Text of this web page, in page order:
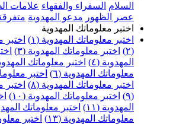
السلام السفراء والفقهاء علامات
عصر الظهور مدعو المهدوية
اختبر معلوماتك المهدوية
اختبر معلوماتك المهدوية (١)
اختبر
(٢)
اختبر معلوماتك المهدوية (٣)
المهدوية (٤)
اختبر معلوماتك
معلوماتك المهدوية (٦)
اختبر
اختبر معلوماتك المهدوية (٨)
اختبر
(٩)
اختبر معلوماتك المهدوية (١٠)
المهدوية (١١)
اختبر معلوماتك
معلوماتك المهدوية (١٣)
اختبر